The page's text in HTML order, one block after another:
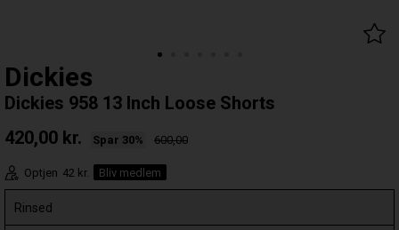
Dickies
Dickies 958 13 Inch Loose Shorts
420,00 kr. Spar 30% 600,00
Optjen 42 kr. Bliv medlem